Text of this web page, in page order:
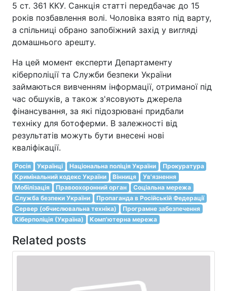
5 ст. 361 ККУ. Санкція статті передбачає до 15
років позбавлення волі. Чоловіка взято під варту,
а спільниці обрано запобіжний захід у вигляді
домашнього арешту.
На цей момент експерти Департаменту
кіберполіції та Служби безпеки України
займаються вивченням інформації, отриманої під
час обшуків, а також з'ясовують джерела
фінансування, за які підозрювані придбали
техніку для ботоферми. В залежності від
результатів можуть бути внесені нові
кваліфікації.
Росія Українці Національна поліція України
Прокуратура
Кримінальний кодекс України
Вінниця
Ув'язнення
Мобілізація
Правоохоронний орган
Соціальна мережа
Служба безпеки України
Пропаганда в Російській Федерації
Сервер (обчислювальна техніка)
Програмне забезпечення
Кіберполіція (Україна)
Комп'ютерна мережа
Related posts